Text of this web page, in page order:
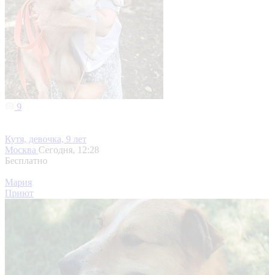
9
Кутя, девочка, 9 лет
Москва Сегодня, 12:28
Бесплатно
Мария
Приют